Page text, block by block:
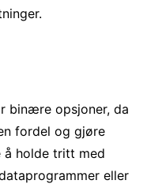
binære opsjoner, da
fordel og gjøre
å holde tritt med
eller